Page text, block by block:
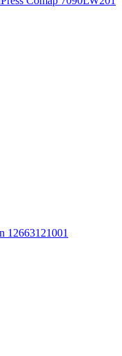
12663121001